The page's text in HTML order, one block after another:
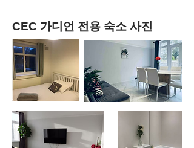
CEC 가디언 전용 숙소 사진